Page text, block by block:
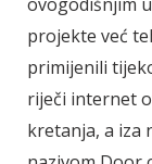
projekte već
primijenili
riječi internet
kretanja, a iza